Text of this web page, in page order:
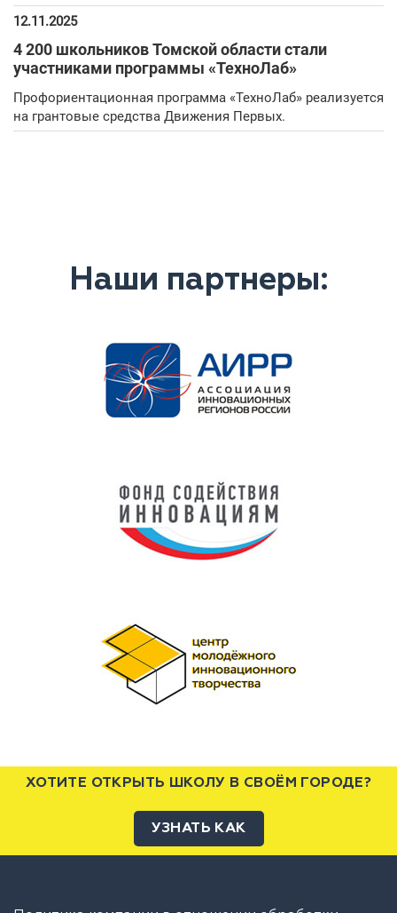
12.11.2025
4 200 школьников Томской области стали
участниками программы «ТехноЛаб»
Профориентационная программа «ТехноЛаб» реализуется
на грантовые средства Движения Первых.
Наши партнеры:
ХОТИТЕ ОТКРЫТЬ ШКОЛУ В СВОЁМ ГОРОДЕ?
УЗНАТЬ КАК